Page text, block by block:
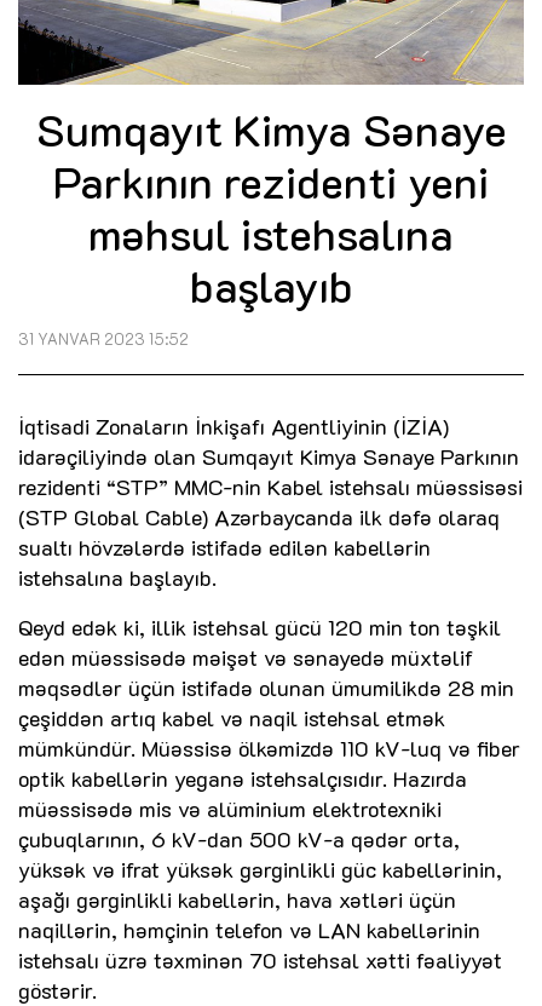
Sumqayıt Kimya Sənaye
Parkının rezidenti yeni
məhsul istehsalına
başlayıb
31 YANVAR 2023 15:52
İqtisadi Zonaların İnkişafı Agentliyinin (İZİA)
idarəçiliyində olan Sumqayıt Kimya Sənaye Parkının
rezidenti “STP” MMC-nin Kabel istehsalı müəssisəsi
(STP Global Cable) Azərbaycanda ilk dəfə olaraq
sualtı hövzələrdə istifadə edilən kabellərin
istehsalına başlayıb.
Qeyd edək ki, illik istehsal gücü 120 min ton təşkil
edən müəssisədə məişət və sənayedə müxtəlif
məqsədlər üçün istifadə olunan ümumilikdə 28 min
çeşiddən artıq kabel və naqil istehsal etmək
mümkündür. Müəssisə ölkəmizdə 110 kV-luq və fiber
optik kabellərin yeganə istehsalçısıdır. Hazırda
müəssisədə mis və alüminium elektrotexniki
çubuqlarının, 6 kV-dan 500 kV-a qədər orta,
yüksək və ifrat yüksək gərginlikli güc kabellərinin,
aşağı gərginlikli kabellərin, hava xətləri üçün
naqillərin, həmçinin telefon və LAN kabellərinin
istehsalı üzrə təxminən 70 istehsal xətti fəaliyyət
göstərir.